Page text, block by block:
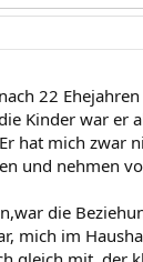
22
Kinder war
hat mich zwar
und nehmen
die
mich im